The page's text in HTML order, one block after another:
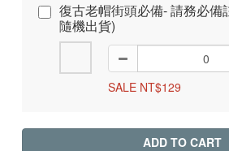
復古老帽街頭必備- 請務必備
隨機出貨)
SALE NT$129
ADD TO CART